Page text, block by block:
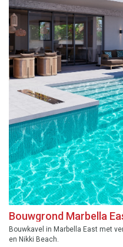
Bouwgrond Marbella
Bouwkavel in Marbella East met
en Nikki Beach.